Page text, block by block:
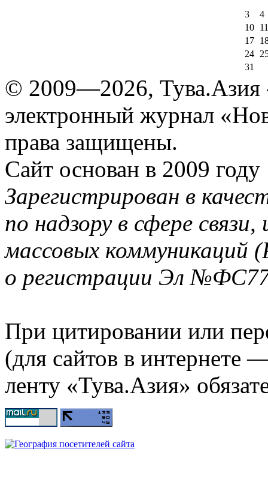
3
4
10
11
17
24
31
© 2009—2026, Тува.Азия
электронный журнал
права защищены.
Сайт основан в 2009 году
Зарегистрирован в
по надзору в сфере
массовых коммуникаций
о регистрации Эл
При цитировании или
(для сайтов в интернете
ленту «Тува.Азия»